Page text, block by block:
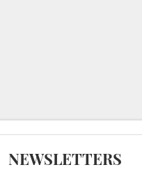
NEWSLETTERS